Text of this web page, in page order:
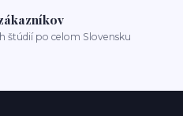
štúdií po celom Slovensku